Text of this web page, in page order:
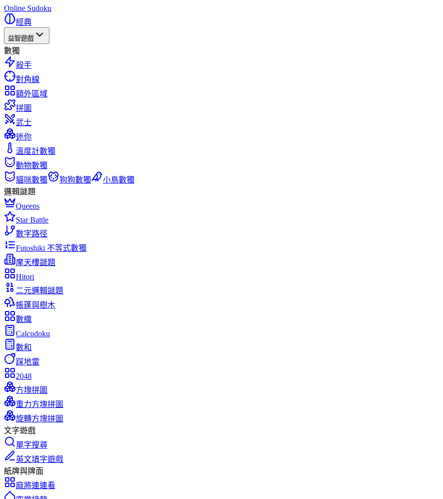
Online Sudoku
經典
益智遊戲
數獨
殺手
對角線
額外區域
拼圖
武士
迷你
溫度計數獨
動物數獨
貓咪數獨
狗狗數獨
小鳥數獨
邏輯謎題
Queens
Star Battle
數字路徑
Futoshiki 不等式數獨
摩天樓謎題
Hitori
二元邏輯謎題
帳篷與樹木
數織
Calcudoku
數和
踩地雷
2048
方塊拼圖
重力方塊拼圖
旋轉方塊拼圖
文字遊戲
單字搜尋
英文填字遊戲
紙牌與牌面
麻將連連看